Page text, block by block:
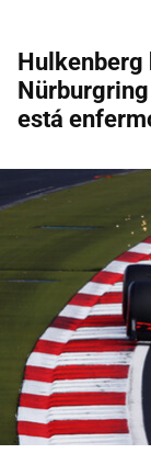
Hulkenberg
está